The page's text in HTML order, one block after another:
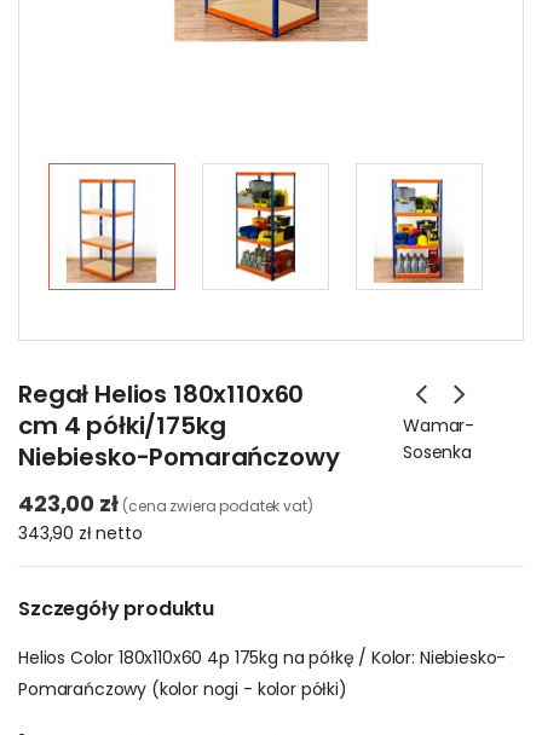
Regał Helios 180x110x60
cm 4 półki/175kg
Niebiesko-Pomarańczowy
Wamar-
Sosenka
423,00 zł (cena zwiera podatek vat)
343,90 złnetto
Szczegóły produktu
Helios Color 180x110x60 4p 175kg na półkę / Kolor: Niebiesko-
Pomarańczowy (kolor nogi - kolor półki)